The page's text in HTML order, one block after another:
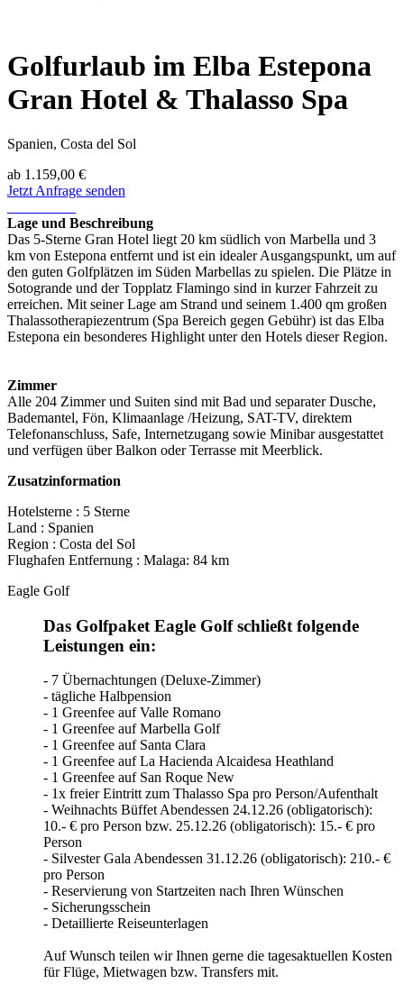
Golfurlaub im Elba Estepona
Gran Hotel & Thalasso Spa
Spanien, Costa del Sol
ab 1.159,00 €
Jetzt Anfrage senden
Lage und Beschreibung
Das 5-Sterne Gran Hotel liegt 20 km südlich von Marbella und 3
km von Estepona entfernt und ist ein idealer Ausgangspunkt, um auf
den guten Golfplätzen im Süden Marbellas zu spielen. Die Plätze in
Sotogrande und der Topplatz Flamingo sind in kurzer Fahrzeit zu
erreichen. Mit seiner Lage am Strand und seinem 1.400 qm großen
Thalassotherapiezentrum (Spa Bereich gegen Gebühr) ist das Elba
Estepona ein besonderes Highlight unter den Hotels dieser Region.
Zimmer
Alle 204 Zimmer und Suiten sind mit Bad und separater Dusche,
Bademantel, Fön, Klimaanlage /Heizung, SAT-TV, direktem
Telefonanschluss, Safe, Internetzugang sowie Minibar ausgestattet
und verfügen über Balkon oder Terrasse mit Meerblick.
Zusatzinformation
Hotelsterne : 5 Sterne
Land : Spanien
Region : Costa del Sol
Flughafen Entfernung : Malaga: 84 km
Eagle Golf
Das Golfpaket Eagle Golf schließt folgende
Leistungen ein:
- 7 Übernachtungen (Deluxe-Zimmer)
- tägliche Halbpension
- 1 Greenfee auf Valle Romano
- 1 Greenfee auf Marbella Golf
- 1 Greenfee auf Santa Clara
- 1 Greenfee auf La Hacienda Alcaidesa Heathland
- 1 Greenfee auf San Roque New
- 1x freier Eintritt zum Thalasso Spa pro Person/Aufenthalt
- Weihnachts Büffet Abendessen 24.12.26 (obligatorisch):
10.- € pro Person bzw. 25.12.26 (obligatorisch): 15.- € pro
Person
- Silvester Gala Abendessen 31.12.26 (obligatorisch): 210.- €
pro Person
- Reservierung von Startzeiten nach Ihren Wünschen
- Sicherungsschein
- Detaillierte Reiseunterlagen
Auf Wunsch teilen wir Ihnen gerne die tagesaktuellen Kosten
für Flüge, Mietwagen bzw. Transfers mit.